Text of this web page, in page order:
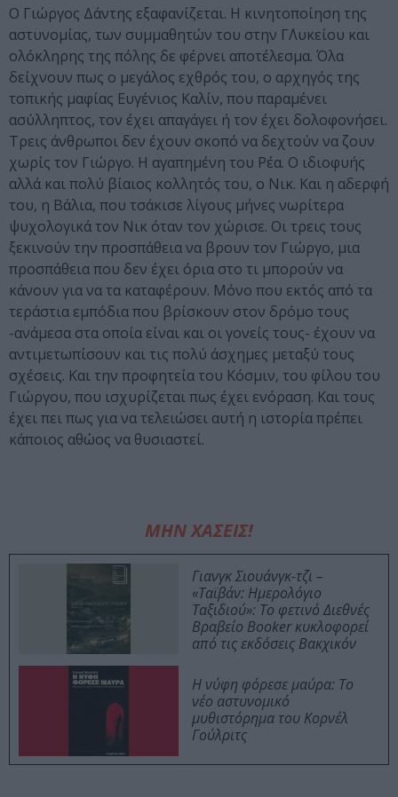
Ο Γιώργος Δάντης εξαφανίζεται. Η κινητοποίηση της
αστυνομίας, των συμμαθητών του στην Γ΄Λυκείου και
ολόκληρης της πόλης δε φέρνει αποτέλεσμα. Όλα
δείχνουν πως ο μεγάλος εχθρός του, ο αρχηγός της
τοπικής μαφίας Ευγένιος Καλίν, που παραμένει
ασύλληπτος, τον έχει απαγάγει ή τον έχει δολοφονήσει.
Τρεις άνθρωποι δεν έχουν σκοπό να δεχτούν να ζουν
χωρίς τον Γιώργο. Η αγαπημένη του Ρέα. Ο ιδιοφυής
αλλά και πολύ βίαιος κολλητός του, ο Νικ. Και η αδερφή
του, η Βάλια, που τσάκισε λίγους μήνες νωρίτερα
ψυχολογικά τον Νικ όταν τον χώρισε. Οι τρεις τους
ξεκινούν την προσπάθεια να βρουν τον Γιώργο, μια
προσπάθεια που δεν έχει όρια στο τι μπορούν να
κάνουν για να τα καταφέρουν. Μόνο που εκτός από τα
τεράστια εμπόδια που βρίσκουν στον δρόμο τους
-ανάμεσα στα οποία είναι και οι γονείς τους- έχουν να
αντιμετωπίσουν και τις πολύ άσχημες μεταξύ τους
σχέσεις. Και την προφητεία του Κόσμιν, του φίλου του
Γιώργου, που ισχυρίζεται πως έχει ενόραση. Και τους
έχει πει πως για να τελειώσει αυτή η ιστορία πρέπει
κάποιος αθώος να θυσιαστεί.
ΜΗΝ ΧΑΣΕΙΣ!
Γιανγκ Σιουάνγκ-τζι –
«Ταϊβάν: Ημερολόγιο
Ταξιδιού»: Το φετινό Διεθνές
Βραβείο Booker κυκλοφορεί
από τις εκδόσεις Βακχικόν
Η νύφη φόρεσε μαύρα: Το
νέο αστυνομικό
μυθιστόρημα του Κορνέλ
Γούλριτς